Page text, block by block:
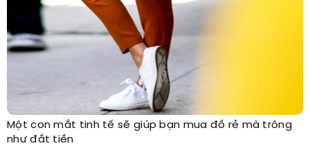
Một con mắt tinh tế sẽ giúp bạn mua đồ rẻ mà trông
như đắt tiền